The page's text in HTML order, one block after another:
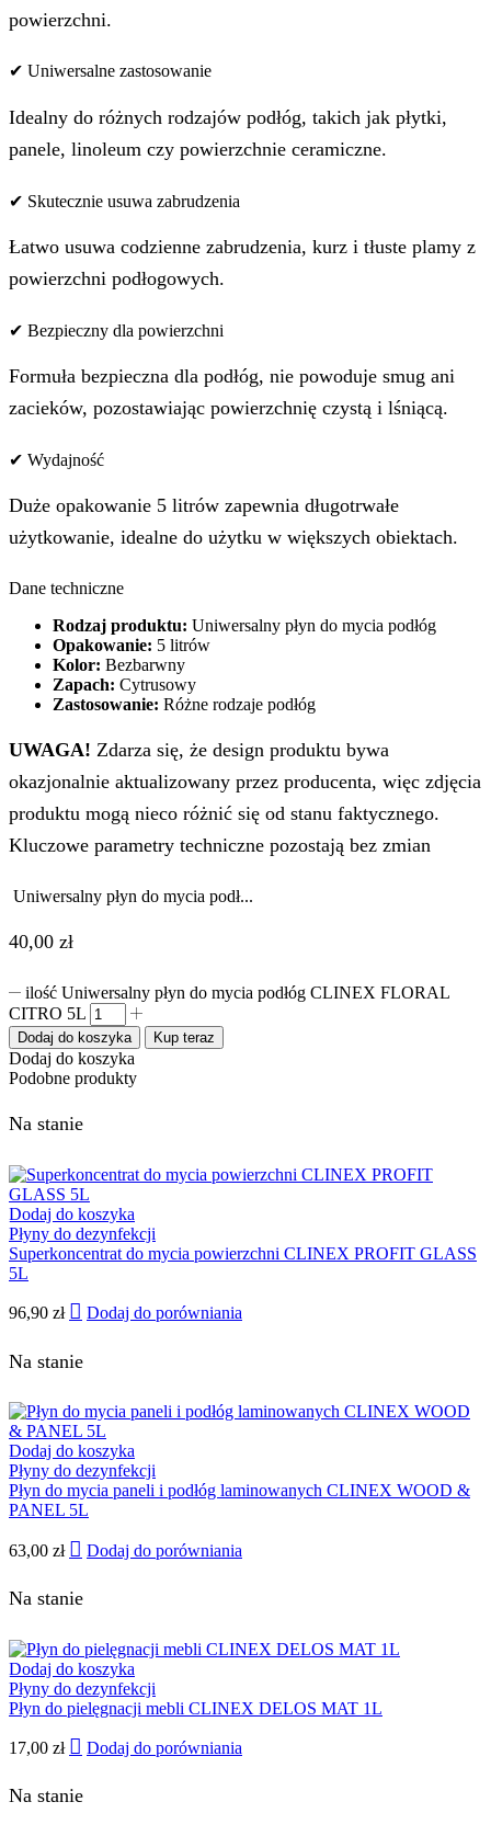
powierzchni.
✔ Uniwersalne zastosowanie
Idealny do różnych rodzajów podłóg, takich jak płytki,
panele, linoleum czy powierzchnie ceramiczne.
✔ Skutecznie usuwa zabrudzenia
Łatwo usuwa codzienne zabrudzenia, kurz i tłuste plamy z
powierzchni podłogowych.
✔ Bezpieczny dla powierzchni
Formuła bezpieczna dla podłóg, nie powoduje smug ani
zacieków, pozostawiając powierzchnię czystą i lśniącą.
✔ Wydajność
Duże opakowanie 5 litrów zapewnia długotrwałe
użytkowanie, idealne do użytku w większych obiektach.
Dane techniczne
Rodzaj produktu: Uniwersalny płyn do mycia podłóg
Opakowanie: 5 litrów
Kolor: Bezbarwny
Zapach: Cytrusowy
Zastosowanie: Różne rodzaje podłóg
UWAGA! Zdarza się, że design produktu bywa
okazjonalnie aktualizowany przez producenta, więc zdjęcia
produktu mogą nieco różnić się od stanu faktycznego.
Kluczowe parametry techniczne pozostają bez zmian
Uniwersalny płyn do mycia podł...
40,00 zł
ilość Uniwersalny płyn do mycia podłóg CLINEX FLORAL
CITRO 5L
Dodaj do koszyka Kup teraz
Dodaj do koszyka
Podobne produkty
Na stanie
Dodaj do koszyka
Płyny do dezynfekcji
Superkoncentrat do mycia powierzchni CLINEX PROFIT GLASS
5L
96,90 zł Dodaj do porówniania
Na stanie
Dodaj do koszyka
Płyny do dezynfekcji
Płyn do mycia paneli i podłóg laminowanych CLINEX WOOD &
PANEL 5L
63,00 zł Dodaj do porówniania
Na stanie
Dodaj do koszyka
Płyny do dezynfekcji
Płyn do pielęgnacji mebli CLINEX DELOS MAT 1L
17,00 zł Dodaj do porówniania
Na stanie